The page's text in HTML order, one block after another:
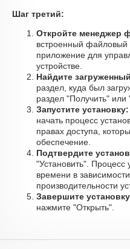
Шаг третий:
Откройте менеджер
встроенный
приложение для
устройстве.
Найдите
раздел, куда был
раздел "Получить" или
Запустите установку:
начать процесс
правах доступа,
обеспечение.
Подтвердите
"Установить". Процесс
времени в
производительности
Завершите
нажмите "Открыть".